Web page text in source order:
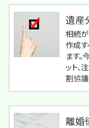
遺産
相続が
作成
ます
ット、
割協
離婚